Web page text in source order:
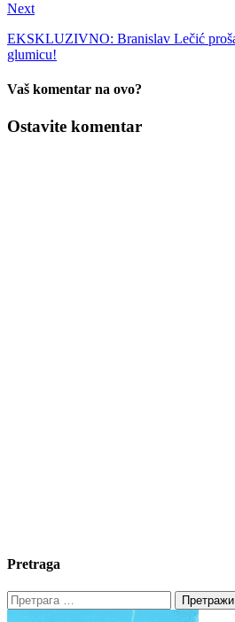
Next
EKSKLUZIVNO: Branislav Lečić
glumicu!
Vaš komentar na ovo?
Ostavite komentar
Pretraga
Претрага
за: